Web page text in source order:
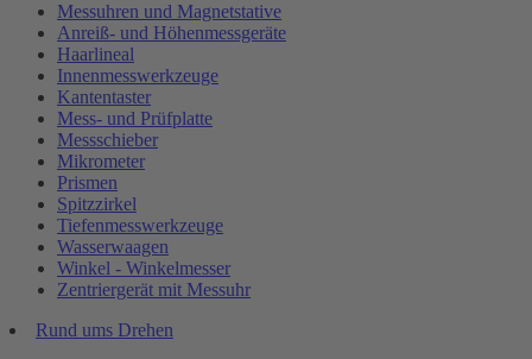
Messuhren und Magnetstative
Anreiß- und Höhenmessgeräte
Haarlineal
Innenmesswerkzeuge
Kantentaster
Mess- und Prüfplatte
Messschieber
Mikrometer
Prismen
Spitzzirkel
Tiefenmesswerkzeuge
Wasserwaagen
Winkel - Winkelmesser
Zentriergerät mit Messuhr
Rund ums Drehen